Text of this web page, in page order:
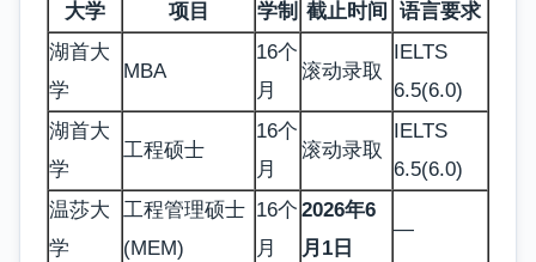
大学 项目 学制 截止时间
语言要求
湖首大
学
MBA
16个
月
滚动录取
IELTS
6.5(6.0)
湖首大
学
工程硕士
16个
月
滚动录取
IELTS
6.5(6.0)
温莎大
学
工程管理硕士
(MEM)
16个
月
2026年6
月1日
—